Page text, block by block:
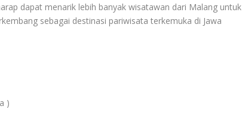
dapat menarik lebih banyak wisatawan dari Malang untuk
sebagai destinasi pariwisata terkemuka di Jawa
)